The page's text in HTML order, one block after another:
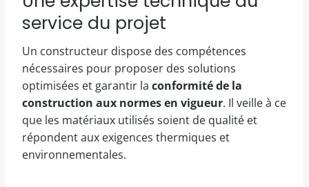
service du projet
Un constructeur dispose des compétences
nécessaires pour proposer des solutions
optimisées et garantir la conformité de la
construction aux normes en vigueur. Il veille à ce
que les matériaux utilisés soient de qualité et
répondent aux exigences thermiques et
environnementales.